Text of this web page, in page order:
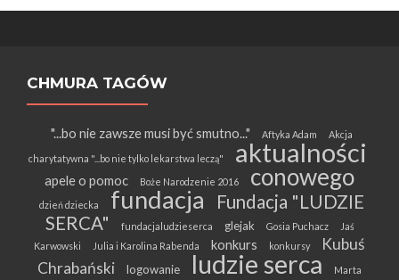
CHMURA TAGÓW
"...bo nie zawsze musi być smutno..." Aftyka Adam Akcja
charytatywna "...bo nie tylko lekarstwa leczą" aktualności
apele o pomoc Boże Narodzenie 2016 conowego
dzień dziecka fundacja
Fundacja "LUDZIE
SERCA"
fundacjaludzieserca glejak Gosia Puchacz
Jaś
Karwowski
Julia i Karolina Rabenda konkurs konkursy
Kubuś
Chrabański
logowanie ludzie serca
Marta